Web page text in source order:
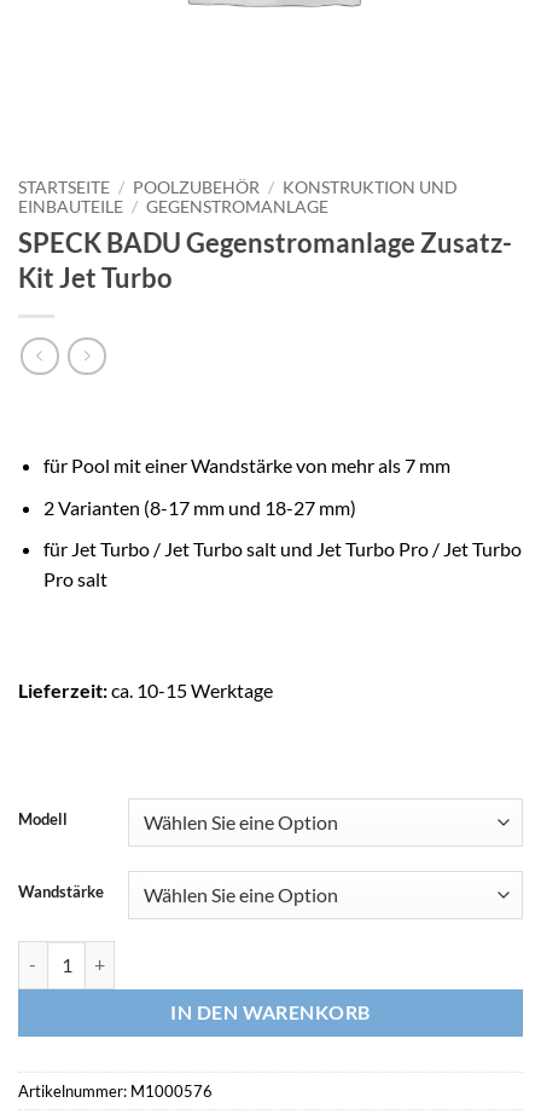
STARTSEITE / POOLZUBEHÖR / KONSTRUKTION UND
EINBAUTEILE / GEGENSTROMANLAGE
SPECK BADU Gegenstromanlage Zusatz-
Kit Jet Turbo
für Pool mit einer Wandstärke von mehr als 7 mm
2 Varianten (8-17 mm und 18-27 mm)
für Jet Turbo / Jet Turbo salt und Jet Turbo Pro / Jet Turbo
Pro salt
Lieferzeit:ca. 10-15 Werktage
Modell
Wandstärke
IN DEN WARENKORB
Artikelnummer: M1000576